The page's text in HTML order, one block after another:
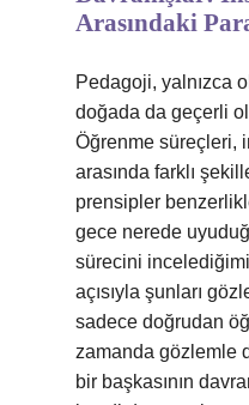
Arasındaki
Pedagoji, yalnızca
doğada da geçerli
Öğrenme süreçleri,
arasında farklı
prensipler
gece nerede
sürecini
açısıyla şunları
sadece doğrudan
zamanda gözlemle
bir başkasının